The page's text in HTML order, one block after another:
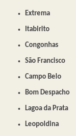
Extrema
Itabirito
Congonhas
São Francisco
Campo Belo
Bom Despacho
Lagoa da Prata
Leopoldina